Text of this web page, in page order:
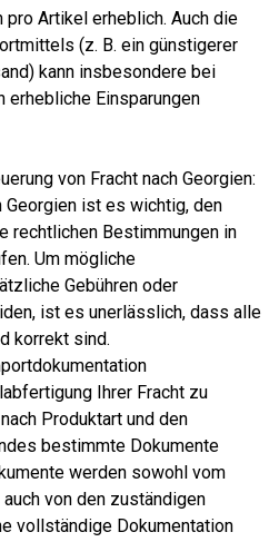
Artikel erheblich. Auch die
(z. B. ein günstigerer
kann insbesondere bei
erhebliche Einsparungen
von Fracht nach Georgien:
Georgien ist es wichtig, den
Bestimmungen in
Um mögliche
Gebühren oder
ist es unerlässlich, dass alle
korrekt sind.
Ihrer Fracht zu
Produktart und den
bestimmte Dokumente
werden sowohl vom
von den zuständigen
vollständige Dokumentation